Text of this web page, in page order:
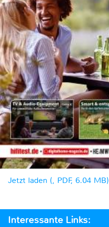
Jetzt laden (, PDF, 6.04 MB)
Interessante Links: